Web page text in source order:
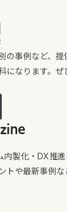
の事例など、提
になります。ぜ
製化・DX推
トや最新事例な